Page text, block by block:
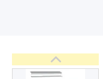
Новини